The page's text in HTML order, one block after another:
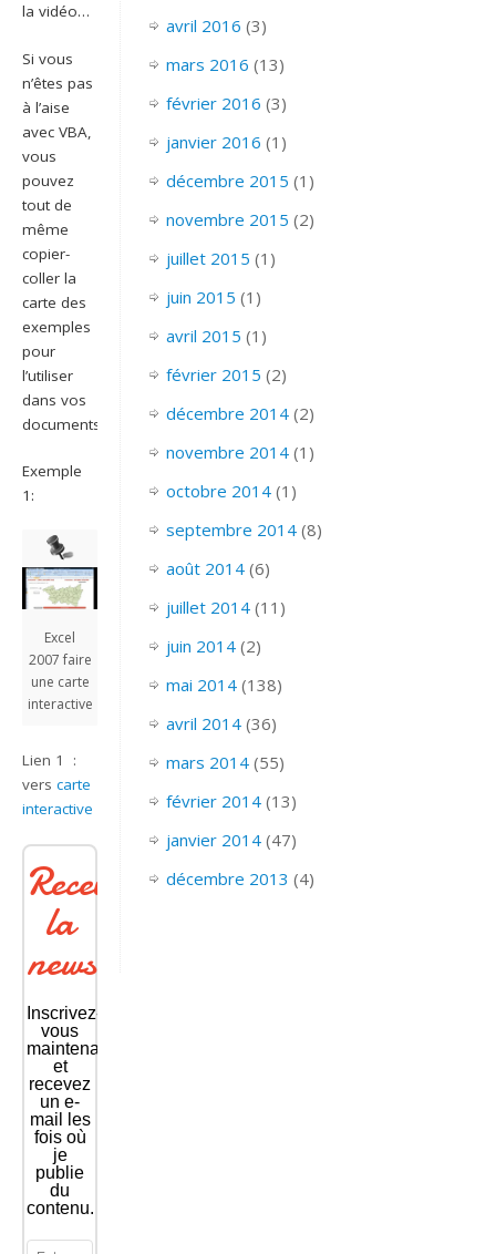
la vidéo…
Si vous
n’êtes pas
à l’aise
avec VBA,
vous
pouvez
tout de
même
copier-
coller la
carte des
exemples
pour
l’utiliser
dans vos
documents.
Exemple
1:
Excel
2007 faire
une carte
interactive
Lien 1 :
verscarte
interactive
Recevoir
la
newsletter
Inscrivez-
vous
maintenant
et
recevez
un e-
mail les
fois où
je
publie
du
contenu.
avril 2016 (3)
mars 2016 (13)
février 2016 (3)
janvier 2016 (1)
décembre 2015 (1)
novembre 2015 (2)
juillet 2015 (1)
juin 2015 (1)
avril 2015 (1)
février 2015 (2)
décembre 2014(2)
novembre 2014(1)
octobre 2014(1)
septembre 2014(8)
août 2014(6)
juillet 2014(11)
juin 2014(2)
mai 2014(138)
avril 2014(36)
mars 2014(55)
février 2014(13)
janvier 2014(47)
décembre 2013 (4)